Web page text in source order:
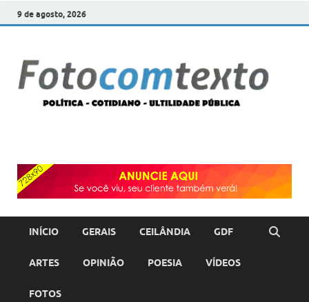
9 de agosto, 2026
INÍCIO GERAIS CEILÂNDIA GDF
ARTES OPINIÃO POESIA VÍDEOS
FOTOS